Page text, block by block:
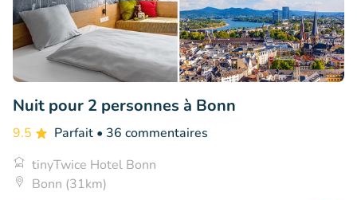
Nuit pour 2 personnes à Bonn
9.5 Parfait • 36 commentaires
tinyTwice Hotel Bonn
Bonn (31km)